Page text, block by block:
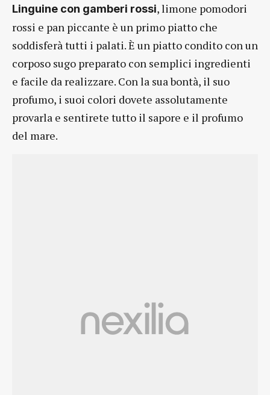
Linguine con gamberi rossi, limone pomodori
rossi e pan piccante è un primo piatto che
soddisferà tutti i palati. È un piatto condito con un
corposo sugo preparato con semplici ingredienti
e facile da realizzare. Con la sua bontà, il suo
profumo, i suoi colori dovete assolutamente
provarla e sentirete tutto il sapore e il profumo
del mare.